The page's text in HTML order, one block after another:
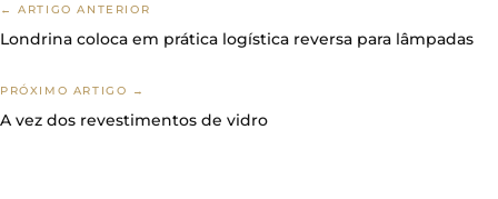
← ARTIGO ANTERIOR
Londrina coloca em prática logística reversa para lâmpadas
PRÓXIMO ARTIGO →
A vez dos revestimentos de vidro